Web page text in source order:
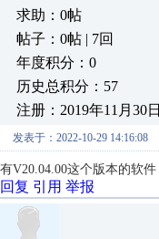
求助：0帖
帖子：0帖 | 7回
年度积分：0
历史总积分：57
注册：2019年11月30日
发表于：2022-10-29 14:16:08
有V20.04.00这个版本的软件
回复 引用 举报